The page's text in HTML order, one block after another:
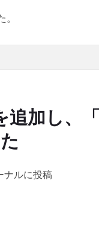
加し、
ナルに投稿
、「シリーズ 超高速